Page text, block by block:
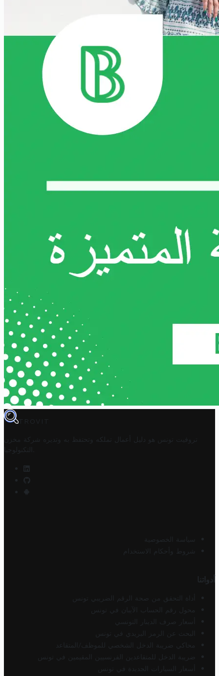
TROVIT
تروفيت تونس هو دليل أعمال تملكه وتحتفظ به وتديره
شركة مخزن
التكنولوجيا
سياسة الخصوصية
شروط وأحكام الاستخدام
أدواتنا
أداة التحقق من صحة الرقم الضريبي تونس
محول رقم الحساب الآيبان في تونس
أسعار صرف الدينار التونسي
البحث عن الرمز البريدي في تونس
محاكي ضريبة الدخل الشخصي للموظف/المتقاعد
ضريبة الدخل للمتقاعدين الفرنسيين المقيمين في تونس
أسعار السيارات الجديدة في تونس